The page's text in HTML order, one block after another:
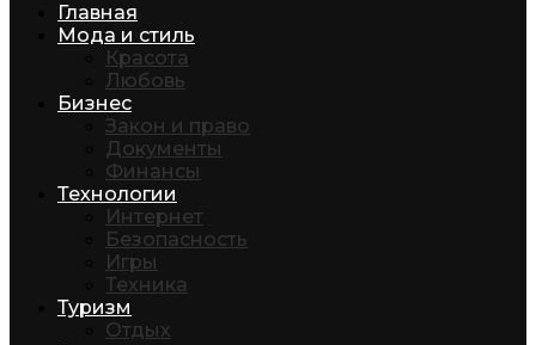
Главная
Мода и стиль
Красота
Любовь
Бизнес
Закон и право
Документы
Финансы
Технологии
Интернет
Безопасность
Игры
Техника
Туризм
Отдых